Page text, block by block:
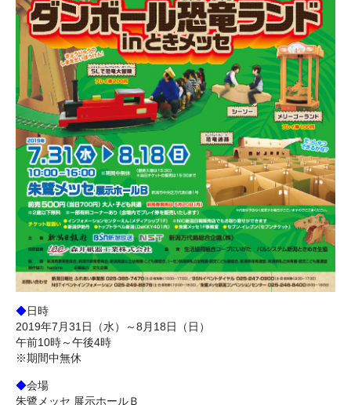
◆日時
2019年7月31日（水）～8月18日（日）
午前10時～午後4時
※期間中無休
◆会場
朱鷺メッセ 展示ホールＢ